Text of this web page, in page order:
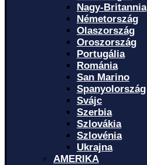
Nagy-Britannia
Németország
Olaszország
Oroszország
Portugália
Románia
San Marino
Spanyolország
Svájc
Szerbia
Szlovákia
Szlovénia
Ukrajna
AMERIKA